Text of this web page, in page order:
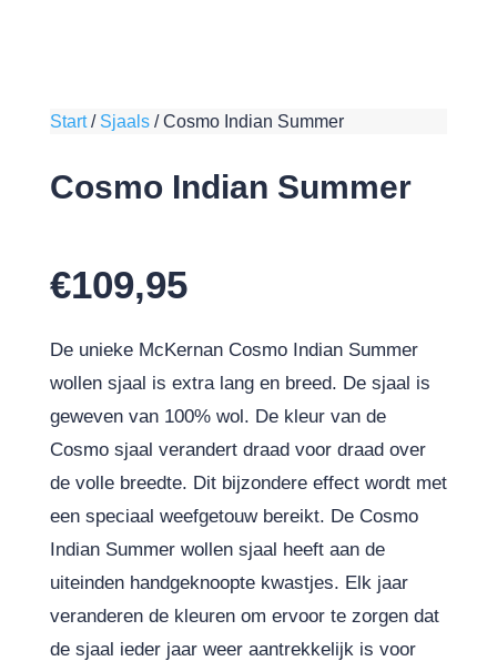
Start/ Sjaals/Cosmo Indian Summer
Cosmo Indian Summer
€109,95
De unieke McKernan Cosmo Indian Summer
wollen sjaal is extra lang en breed. De sjaal is
geweven van 100% wol. De kleur van de
Cosmo sjaal verandert draad voor draad over
de volle breedte. Dit bijzondere effect wordt met
een speciaal weefgetouw bereikt. De Cosmo
Indian Summer wollen sjaal heeft aan de
uiteinden handgeknoopte kwastjes. Elk jaar
veranderen de kleuren om ervoor te zorgen dat
de sjaal ieder jaar weer aantrekkelijk is voor